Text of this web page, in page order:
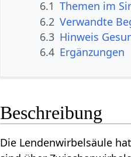
6.1 Themen im
6.2 Verwandte
6.3 Hinweis
6.4 Ergänzungen
Beschreibung
Die Lendenwirbelsäule